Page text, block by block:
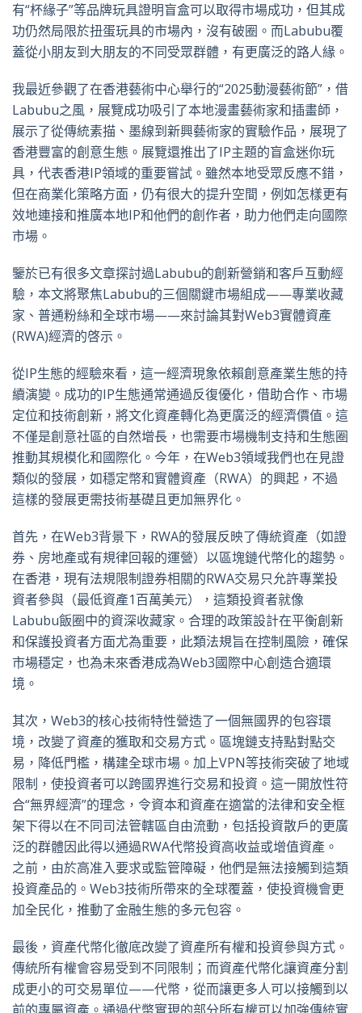
有“杯緣子”等品牌玩具證明盲盒可以取得市場成功，但其成
功仍然局限於扭蛋玩具的市場內，沒有破圈。而Labubu覆
蓋從小朋友到大朋友的不同受眾群體，有更廣泛的路人緣。
我最近參觀了在香港藝術中心舉行的“2025動漫藝術節”，借
Labubu之風，展覽成功吸引了本地漫畫藝術家和插畫師，
展示了從傳統素描、墨線到新興藝術家的實驗作品，展現了
香港豐富的創意生態。展覽還推出了IP主題的盲盒迷你玩
具，代表香港IP領域的重要嘗試。雖然本地受眾反應不錯，
但在商業化策略方面，仍有很大的提升空間，例如怎樣更有
效地連接和推廣本地IP和他們的創作者，助力他們走向國際
市場。
鑒於已有很多文章探討過Labubu的創新營銷和客戶互動經
驗，本文將聚焦Labubu的三個關鍵市場組成——專業收藏
家、普通粉絲和全球市場——來討論其對Web3實體資產
(RWA)經濟的啓示。
從IP生態的經驗來看，這一經濟現象依賴創意產業生態的持
續演變。成功的IP生態通常通過反復優化，借助合作、市場
定位和技術創新，將文化資產轉化為更廣泛的經濟價值。這
不僅是創意社區的自然增長，也需要市場機制支持和生態圈
推動其規模化和國際化。今年，在Web3領域我們也在見證
類似的發展，如穩定幣和實體資產（RWA）的興起，不過
這樣的發展更需技術基礎且更加無界化。
首先，在Web3背景下，RWA的發展反映了傳統資產（如證
券、房地產或有規律回報的運營）以區塊鏈代幣化的趨勢。
在香港，現有法規限制證券相關的RWA交易只允許專業投
資者參與（最低資產1百萬美元），這類投資者就像
Labubu飯圈中的資深收藏家。合理的政策設計在平衡創新
和保護投資者方面尤為重要，此類法規旨在控制風險，確保
市場穩定，也為未來香港成為Web3國際中心創造合適環
境。
其次，Web3的核心技術特性營造了一個無國界的包容環
境，改變了資產的獲取和交易方式。區塊鏈支持點對點交
易，降低門檻，構建全球市場。加上VPN等技術突破了地域
限制，使投資者可以跨國界進行交易和投資。這一開放性符
合“無界經濟”的理念，令資本和資產在適當的法律和安全框
架下得以在不同司法管轄區自由流動，包括投資散戶的更廣
泛的群體因此得以通過RWA代幣投資高收益或增值資產。
之前，由於高准入要求或監管障礙，他們是無法接觸到這類
投資產品的。Web3技術所帶來的全球覆蓋，使投資機會更
加全民化，推動了金融生態的多元包容。
最後，資產代幣化徹底改變了資產所有權和投資參與方式。
傳統所有權會容易受到不同限制；而資產代幣化讓資產分割
成更小的可交易單位——代幣，從而讓更多人可以接觸到以